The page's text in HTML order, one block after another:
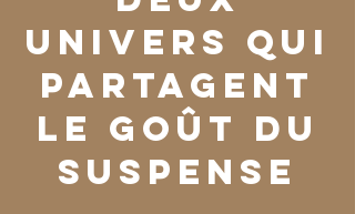
univers qui
partagent
le goût du
suspense